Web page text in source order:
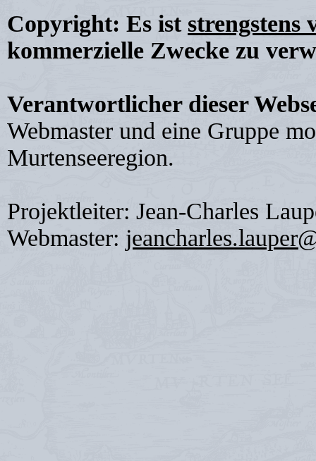
Copyright: Es ist strengstens
kommerzielle Zwecke zu
Verantwortlicher dieser
Webmaster und eine Gruppe
Murtenseeregion.
Projektleiter: Jean-Charles
Webmaster: